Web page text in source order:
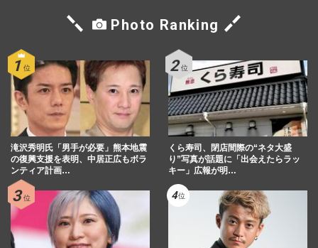
Photo Ranking
滝沢秀明氏「男手が必要」熊本地震
の復興支援を表明、中居正広もボラ
ンティア計画…
くら寿司、閉店間際の“ネタ大盛
り”写真が話題に「出会えたらラッ
キー」広報が明…